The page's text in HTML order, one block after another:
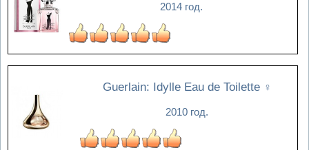
2014 год.
Guerlain: Idylle Eau de Toilette ♀
2010 год.